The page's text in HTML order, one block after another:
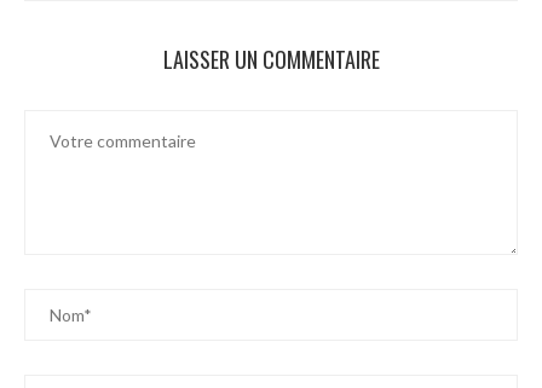
LAISSER UN COMMENTAIRE